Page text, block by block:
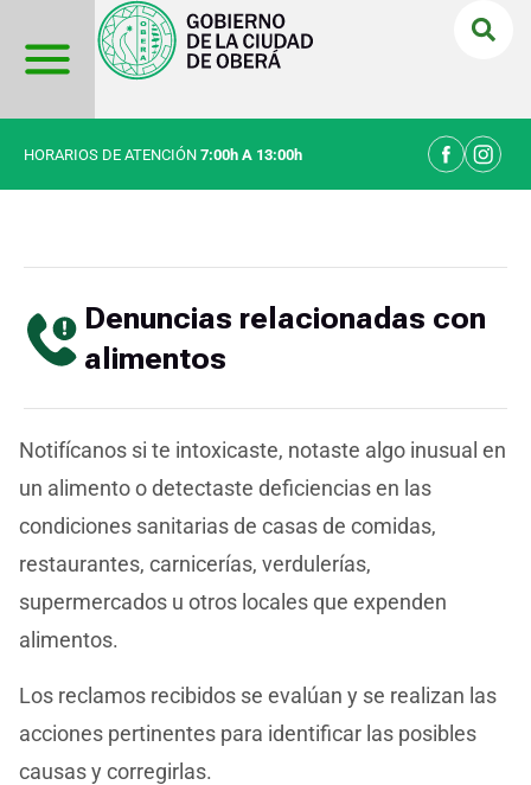
contenido
HORARIOS DE ATENCIÓN 7:00h A 13:00h
Denuncias relacionadas con
alimentos
Notifícanos si te intoxicaste, notaste algo inusual en
un alimento o detectaste deficiencias en las
condiciones sanitarias de casas de comidas,
restaurantes, carnicerías, verdulerías,
supermercados u otros locales que expenden
alimentos.
Los reclamos recibidos se evalúan y se realizan las
acciones pertinentes para identificar las posibles
causas y corregirlas.